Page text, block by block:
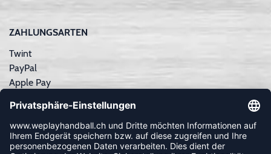
ZAHLUNGSARTEN
Twint
PayPal
Apple Pay
Kreditkarte
Rechnungskauf